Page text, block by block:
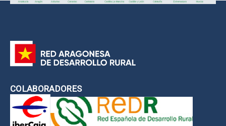
COLABORADORES